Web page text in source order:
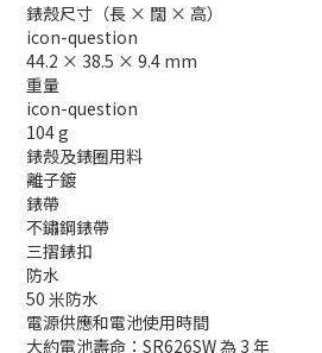
錶殼尺寸（長 × 闊 × 高）
icon-question
44.2 × 38.5 × 9.4 mm
重量
icon-question
104 g
錶殼及錶圈用料
離子鍍
錶帶
不鏽鋼錶帶
三摺錶扣
防水
50 米防水
電源供應和電池使用時間
大約電池壽命：SR626SW 為 3 年